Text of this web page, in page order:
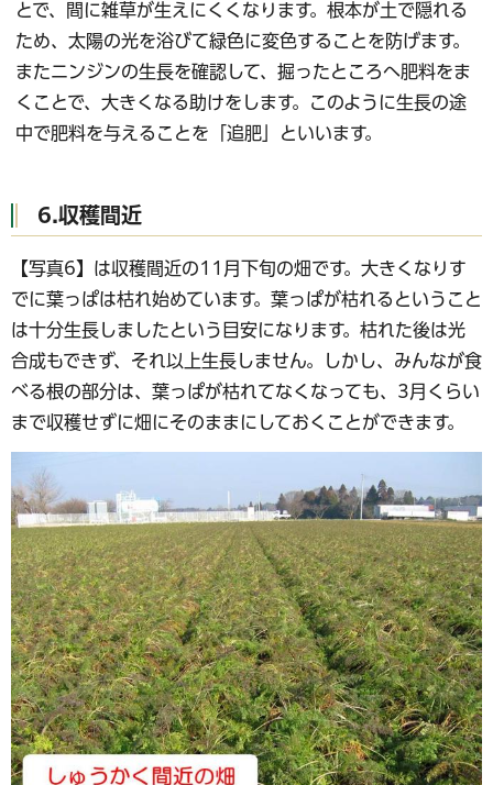
とで、間に雑草が生えにくくなります。根本が土で隠れる
ため、太陽の光を浴びて緑色に変色することを防げます。
またニンジンの生長を確認して、掘ったところへ肥料をま
くことで、大きくなる助けをします。このように生長の途
中で肥料を与えることを「追肥」といいます。
6.収穫間近
【写真6】は収穫間近の11月下旬の畑です。大きくなりす
でに葉っぱは枯れ始めています。葉っぱが枯れるということ
は十分生長しましたという目安になります。枯れた後は光
合成もできず、それ以上生長しません。しかし、みんなが食
べる根の部分は、葉っぱが枯れてなくなっても、3月くらい
まで収穫せずに畑にそのままにしておくことができます。